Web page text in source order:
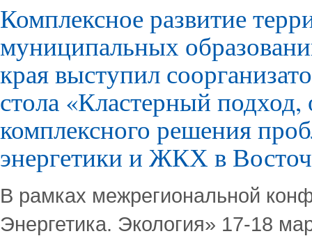
Комплексное развитие
муниципальных
края выступил
стола «Кластерный подход,
комплексного решения
энергетики и ЖКХ в
В рамках межрегиональной
Энергетика. Экология» 17-18